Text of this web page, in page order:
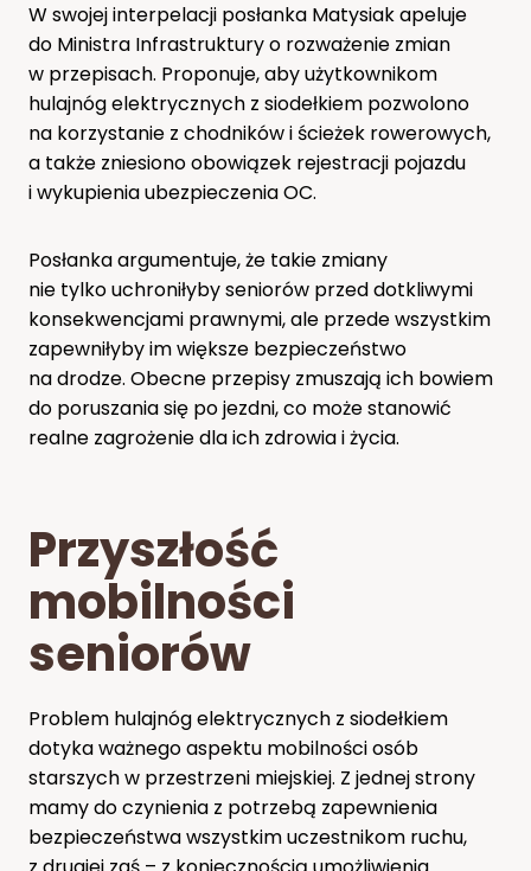
W swojej interpelacji posłanka Matysiak apeluje
do Ministra Infrastruktury o rozważenie zmian
w przepisach. Proponuje, aby użytkownikom
hulajnóg elektrycznych z siodełkiem pozwolono
na korzystanie z chodników i ścieżek rowerowych,
a także zniesiono obowiązek rejestracji pojazdu
i wykupienia ubezpieczenia OC.
Posłanka argumentuje, że takie zmiany
nie tylko uchroniłyby seniorów przed dotkliwymi
konsekwencjami prawnymi, ale przede wszystkim
zapewniłyby im większe bezpieczeństwo
na drodze. Obecne przepisy zmuszają ich bowiem
do poruszania się po jezdni, co może stanowić
realne zagrożenie dla ich zdrowia i życia.
Przyszłość
mobilności
seniorów
Problem hulajnóg elektrycznych z siodełkiem
dotyka ważnego aspektu mobilności osób
starszych w przestrzeni miejskiej. Z jednej strony
mamy do czynienia z potrzebą zapewnienia
bezpieczeństwa wszystkim uczestnikom ruchu,